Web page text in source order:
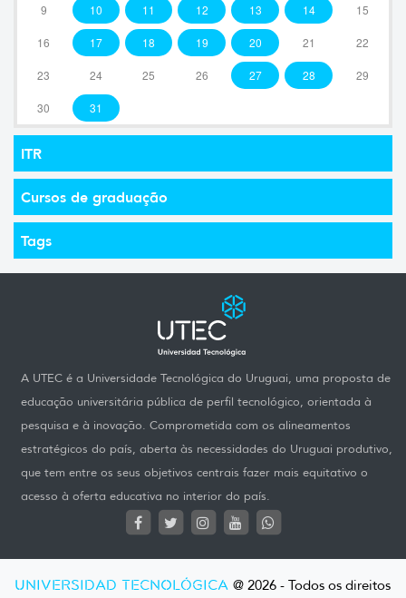
9 10 11 12 13 14 15
16 17 18 19 20 21 22
23 24 25 26 27 28 29
30 31
ITR
Cursos de graduação
Tags
A UTEC é a Universidade Tecnológica do Uruguai, uma proposta de
educação universitária pública de perfil tecnológico, orientada à
pesquisa e à inovação. Comprometida com os alineamentos
estratégicos do país, aberta às necessidades do Uruguai produtivo,
que tem entre os seus objetivos centrais fazer mais equitativo o
acesso à oferta educativa no interior do país.
UNIVERSIDAD TECNOLÓGICA @ 2026 - Todos os direitos